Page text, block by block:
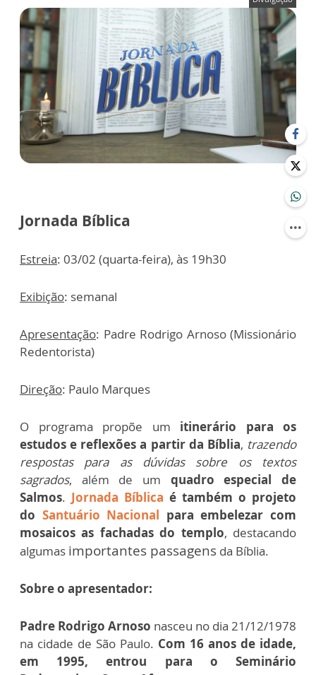
Jornada Bíblica
Estreia: 03/02 (quarta-feira), às 19h30
Exibição: semanal
Apresentação: Padre Rodrigo Arnoso (Missionário
Redentorista)
Direção: Paulo Marques
O programa propõe um itinerário para os
estudos e reflexões a partir da Bíblia, trazendo
respostas para as dúvidas sobre os textos
sagrados, além de um quadro especial de
Salmos. Jornada Bíblica é também o projeto
do Santuário Nacional para embelezar com
mosaicos as fachadas do templo, destacando
algumas importantes passagens da Bíblia.
Sobre o apresentador:
Padre Rodrigo Arnoso nasceu no dia 21/12/1978
na cidade de São Paulo. Com 16 anos de idade,
em 1995, entrou para o Seminário